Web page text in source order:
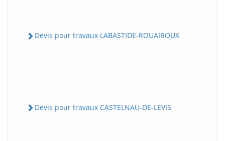
Devis pour travaux LABASTIDE-ROUAIROUX
Devis pour travaux CASTELNAU-DE-LEVIS